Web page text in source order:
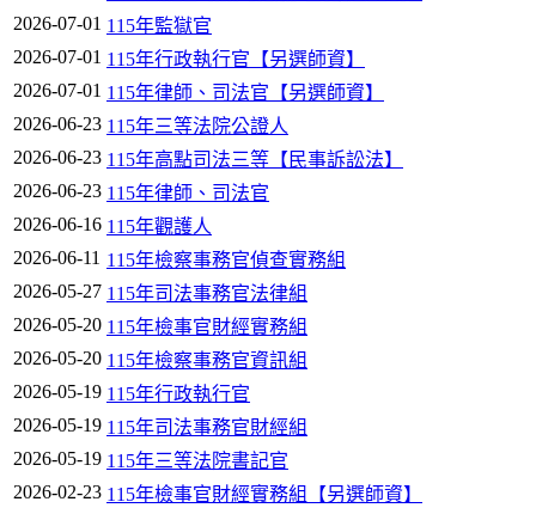
2026-07-01 115年監獄官
2026-07-01 115年行政執行官【另選師資】
2026-07-01 115年律師、司法官【另選師資】
2026-06-23 115年三等法院公證人
2026-06-23 115年高點司法三等【民事訴訟法】
2026-06-23 115年律師、司法官
2026-06-16 115年觀護人
2026-06-11 115年檢察事務官偵查實務組
2026-05-27 115年司法事務官法律組
2026-05-20 115年檢事官財經實務組
2026-05-20 115年檢察事務官資訊組
2026-05-19 115年行政執行官
2026-05-19 115年司法事務官財經組
2026-05-19 115年三等法院書記官
2026-02-23 115年檢事官財經實務組【另選師資】